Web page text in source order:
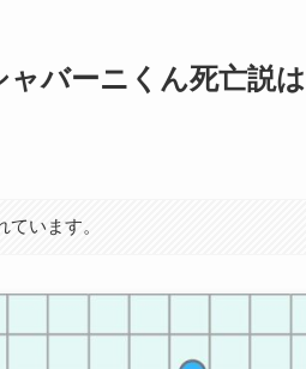
バーニくん死亡説
います。